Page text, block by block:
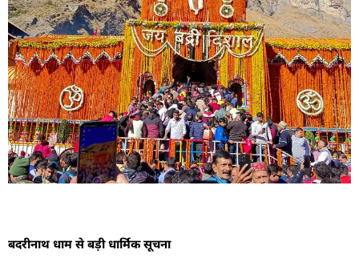
बदरीनाथ धाम से बड़ी धार्मिक सूचना